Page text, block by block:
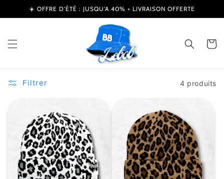
passer
au
☀️ OFFRE D’ÉTÉ : JUSQU'A 40% + LIVRAISON OFFERTE
Panier
Filtrer 4 produits